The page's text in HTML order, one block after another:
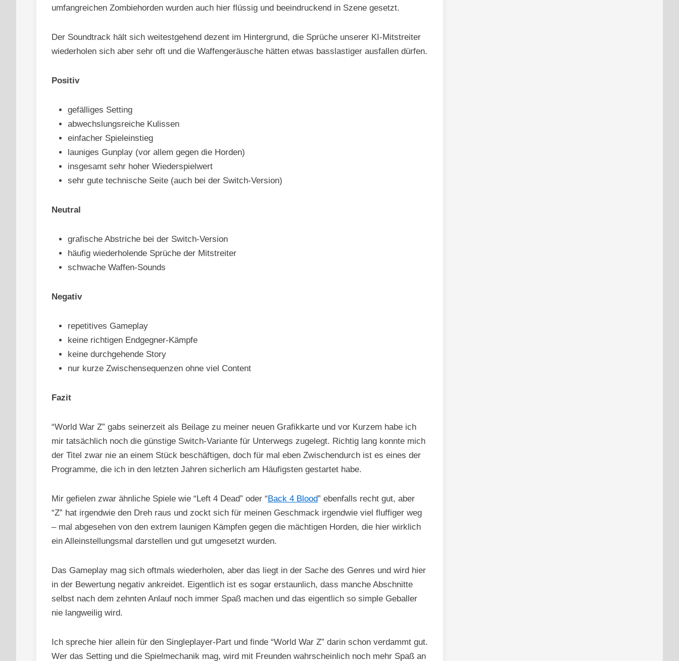
umfangreichen Zombiehorden wurden auch hier flüssig und beeindruckend in Szene gesetzt.
Der Soundtrack hält sich weitestgehend dezent im Hintergrund, die Sprüche unserer KI-Mitstreiter
wiederholen sich aber sehr oft und die Waffengeräusche hätten etwas basslastiger ausfallen dürfen.
Positiv
gefälliges Setting
abwechslungsreiche Kulissen
einfacher Spieleinstieg
launiges Gunplay (vor allem gegen die Horden)
insgesamt sehr hoher Wiederspielwert
sehr gute technische Seite (auch bei der Switch-Version)
Neutral
grafische Abstriche bei der Switch-Version
häufig wiederholende Sprüche der Mitstreiter
schwache Waffen-Sounds
Negativ
repetitives Gameplay
keine richtigen Endgegner-Kämpfe
keine durchgehende Story
nur kurze Zwischensequenzen ohne viel Content
Fazit
“World War Z” gabs seinerzeit als Beilage zu meiner neuen Grafikkarte und vor Kurzem habe ich
mir tatsächlich noch die günstige Switch-Variante für Unterwegs zugelegt. Richtig lang konnte mich
der Titel zwar nie an einem Stück beschäftigen, doch für mal eben Zwischendurch ist es eines der
Programme, die ich in den letzten Jahren sicherlich am Häufigsten gestartet habe.
Mir gefielen zwar ähnliche Spiele wie “Left 4 Dead” oder “Back 4 Blood” ebenfalls recht gut, aber
“Z” hat irgendwie den Dreh raus und zockt sich für meinen Geschmack irgendwie viel fluffiger weg
– mal abgesehen von den extrem launigen Kämpfen gegen die mächtigen Horden, die hier wirklich
ein Alleinstellungsmal darstellen und gut umgesetzt wurden.
Das Gameplay mag sich oftmals wiederholen, aber das liegt in der Sache des Genres und wird hier
in der Bewertung negativ ankreidet. Eigentlich ist es sogar erstaunlich, dass manche Abschnitte
selbst nach dem zehnten Anlauf noch immer Spaß machen und das eigentlich so simple Geballer
nie langweilig wird.
Ich spreche hier allein für den Singleplayer-Part und finde “World War Z” darin schon verdammt gut.
Wer das Setting und die Spielmechanik mag, wird mit Freunden wahrscheinlich noch mehr Spaß an